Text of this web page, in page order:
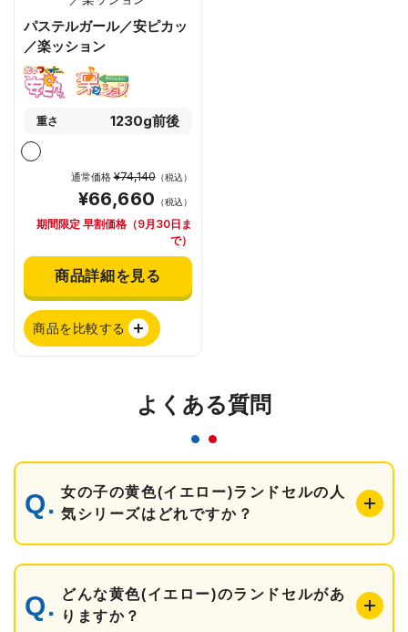
パステルガール／安ピカッ
／楽ッション
重さ 1230g前後
通常価格¥74,140（税込）
¥66,660 （税込）
期間限定 早割価格（9月30日ま
で）
商品詳細を見る
商品を比較する
よくある質問
女の子の黄色(イエロー)ランドセルの人
気シリーズはどれですか？
どんな黄色(イエロー)のランドセルがあ
りますか？